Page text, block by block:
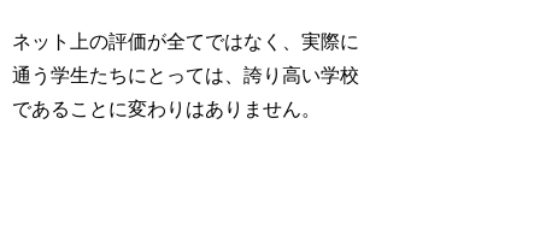
ネット上の評価が全てではなく、実際に
通う学生たちにとっては、誇り高い学校
であることに変わりはありません。